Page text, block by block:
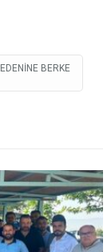
BERKE